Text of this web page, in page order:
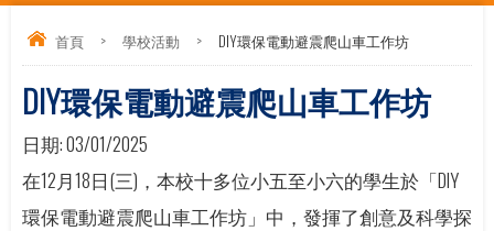
首頁 > 學校活動 > DIY環保電動避震爬山車工作坊
DIY環保電動避震爬山車工作坊
日期:03/01/2025
在12月18日(三)，本校十多位小五至小六的學生於「DIY
環保電動避震爬山車工作坊」中，發揮了創意及科學探